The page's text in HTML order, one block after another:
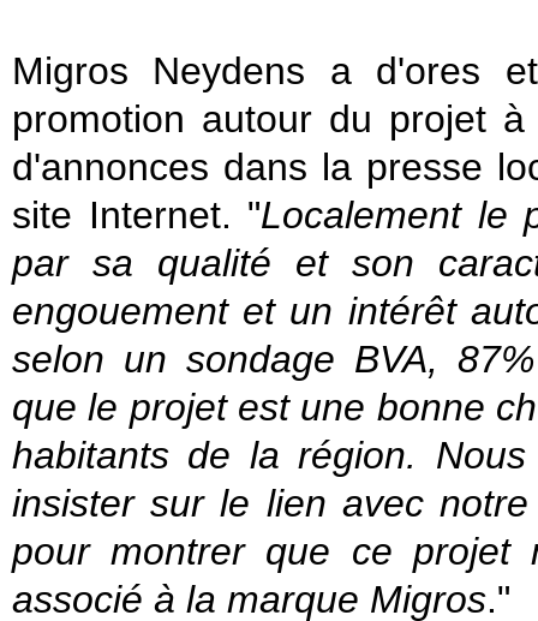
Migros Neydens a d'ores
promotion autour du projet
d'annonces dans la presse
site Internet. "Localement le
par sa qualité et son
engouement et un intérêt
selon un sondage BVA,
que le projet est une bonne
habitants de la région.
insister sur le lien avec
pour montrer que ce
associé à la marque Migros."